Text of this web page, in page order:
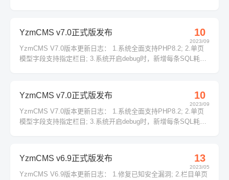
10
2023/09
YzmCMS v7.0正式版发布
YzmCMS V7.0版本更新日志： 1.系统全面支持PHP8.2; 2.单页
模型字段支持指定栏目; 3.系统开启debug时，新增每条SQL耗时;
10
2023/09
YzmCMS v7.0正式版发布
YzmCMS V7.0版本更新日志： 1.系统全面支持PHP8.2; 2.单页
模型字段支持指定栏目; 3.系统开启debug时，新增每条SQL耗时;
13
2023/05
YzmCMS v6.9正式版发布
YzmCMS V6.9版本更新日志： 1.修复已知安全漏洞; 2.栏目单页